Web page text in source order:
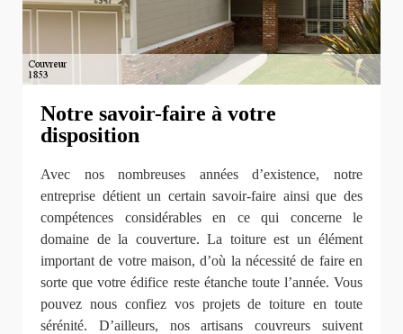
Notre savoir-faire à votre
disposition
Avec nos nombreuses années d’existence, notre
entreprise détient un certain savoir-faire ainsi que des
compétences considérables en ce qui concerne le
domaine de la couverture. La toiture est un élément
important de votre maison, d’où la nécessité de faire en
sorte que votre édifice reste étanche toute l’année. Vous
pouvez nous confiez vos projets de toiture en toute
sérénité. D’ailleurs, nos artisans couvreurs suivent